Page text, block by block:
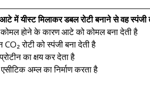
में यीस्ट मिलाकर डबल रोटी बनाने से वह स्पंजी
होने के कारण आटे को कोमल बना देती है
CO₂ रोटी को स्पंजी बना देती है
का क्षय कर देता है
अम्ल का निर्माण करता है